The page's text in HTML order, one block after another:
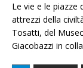
Le vie e le
attrezzi della
Tosatti, del
Giacobazzi in